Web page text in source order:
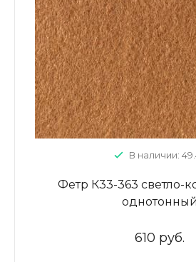
В наличии:
Фетр К33-363 светло-
однотонный
610 руб.